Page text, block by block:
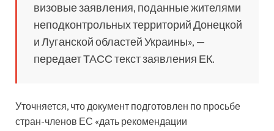
визовые заявления, поданные жителями
неподконтрольных территорий Донецкой
и Луганской областей Украины», —
передает ТАСС текст заявления ЕК.
Уточняется, что документ подготовлен по просьбе
стран-членов ЕС «дать рекомендации